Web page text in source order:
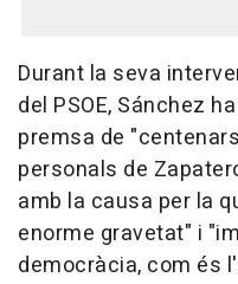
Durant la seva
del PSOE, Sánchez
premsa de
personals de
amb la causa per la
enorme gravetat" i
democràcia, com és